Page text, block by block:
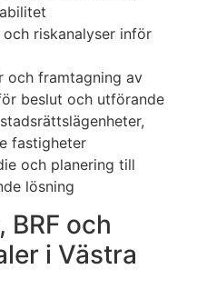
riskanalyser inför
och framtagning av
beslut och utförande
fastigheter
och planering till
lösning
och
i Västra